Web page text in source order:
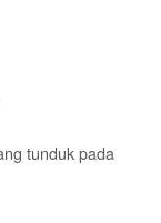
tunduk pada